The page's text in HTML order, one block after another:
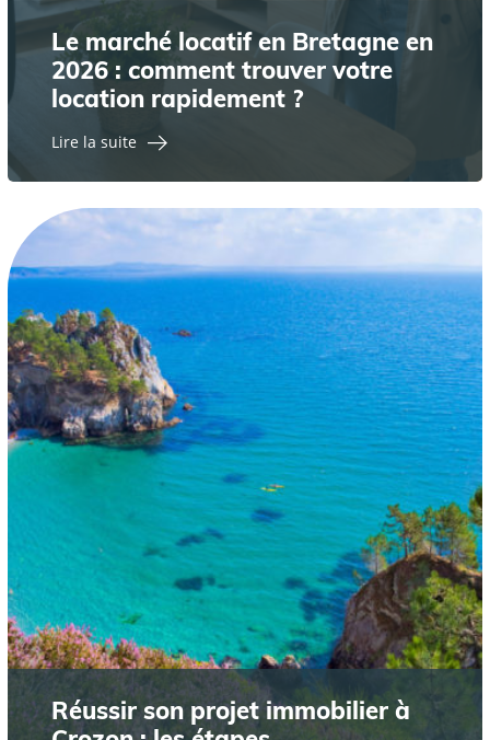
Le marché locatif en Bretagne en
2026 : comment trouver votre
location rapidement ?
Lire la suite
Réussir son projet immobilier à